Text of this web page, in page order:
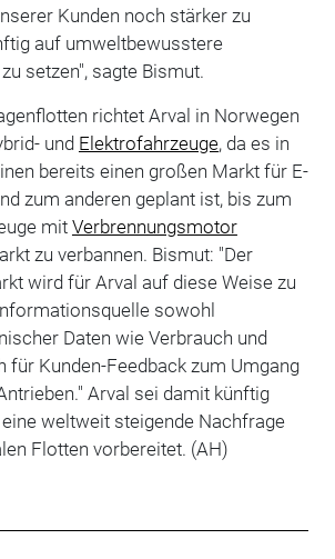
Kunden noch stärker zu
auf umweltbewusstere
setzen", sagte Bismut.
richtet Arval in Norwegen
und Elektrofahrzeuge, da es in
bereits einen großen Markt für E-
zum anderen geplant ist, bis zum
mit Verbrennungsmotor
zu verbannen. Bismut: "Der
wird für Arval auf diese Weise zu
sowohl
Daten wie Verbrauch und
für Kunden-Feedback zum Umgang
Arval sei damit künftig
weltweit steigende Nachfrage
Flotten vorbereitet. (AH)